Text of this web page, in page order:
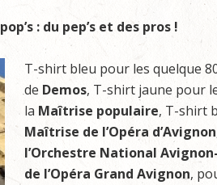
: du pep’s et des pros !
T-shirt bleu pour les quelque
de Demos, T-shirt jaune pour
la Maîtrise populaire, T-shirt
Maîtrise de l’Opéra d’Avignon
l’Orchestre National
de l’Opéra Grand Avignon,